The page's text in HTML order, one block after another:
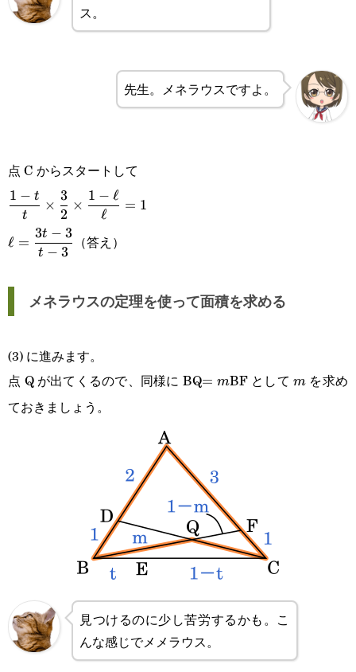
ス。
先生。メネラウスですよ。
点 C からスタートして
\displaystyle
\frac{1-t}
{t}\times\frac{3}
\ell}{\ell}=1
t
1 − t
×
2
3
×
ℓ
1 − ℓ
= 1
\displaystyle
\ell=\frac{3t-
3}{t-3}
ℓ =
t − 3
3t − 3 （答え）
メネラウスの定理を使って面積を求める
(3) に進みます。
点 Q が出てくるので、同様に BQ=m
= mBF としてm
m を求め
ておきましょう。
見つけるのに少し苦労するかも。こ
んな感じでメメラウス。